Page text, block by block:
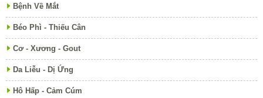
Bệnh Về Mắt
Béo Phì - Thiếu Cân
Cơ - Xương - Gout
Da Liễu - Dị Ứng
Hô Hấp - Cảm Cúm